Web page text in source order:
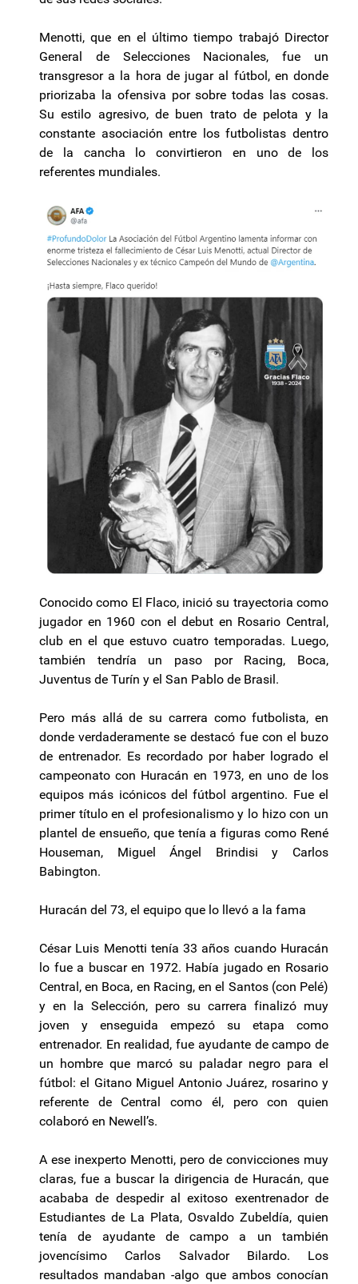
Menotti, que en el último tiempo trabajó Director
General de Selecciones Nacionales, fue un
transgresor a la hora de jugar al fútbol, en donde
priorizaba la ofensiva por sobre todas las cosas.
Su estilo agresivo, de buen trato de pelota y la
constante asociación entre los futbolistas dentro
de la cancha lo convirtieron en uno de los
referentes mundiales.
Conocido como El Flaco, inició su trayectoria como
jugador en 1960 con el debut en Rosario Central,
club en el que estuvo cuatro temporadas. Luego,
también tendría un paso por Racing, Boca,
Juventus de Turín y el San Pablo de Brasil.
Pero más allá de su carrera como futbolista, en
donde verdaderamente se destacó fue con el buzo
de entrenador. Es recordado por haber logrado el
campeonato con Huracán en 1973, en uno de los
equipos más icónicos del fútbol argentino. Fue el
primer título en el profesionalismo y lo hizo con un
plantel de ensueño, que tenía a figuras como René
Houseman, Miguel Ángel Brindisi y Carlos
Babington.
Huracán del 73, el equipo que lo llevó a la fama
César Luis Menotti tenía 33 años cuando Huracán
lo fue a buscar en 1972. Había jugado en Rosario
Central, en Boca, en Racing, en el Santos (con Pelé)
y en la Selección, pero su carrera finalizó muy
joven y enseguida empezó su etapa como
entrenador. En realidad, fue ayudante de campo de
un hombre que marcó su paladar negro para el
fútbol: el Gitano Miguel Antonio Juárez, rosarino y
referente de Central como él, pero con quien
colaboró en Newell’s.
A ese inexperto Menotti, pero de convicciones muy
claras, fue a buscar la dirigencia de Huracán, que
acababa de despedir al exitoso exentrenador de
Estudiantes de La Plata, Osvaldo Zubeldía, quien
tenía de ayudante de campo a un también
jovencísimo Carlos Salvador Bilardo. Los
resultados mandaban -algo que ambos conocían